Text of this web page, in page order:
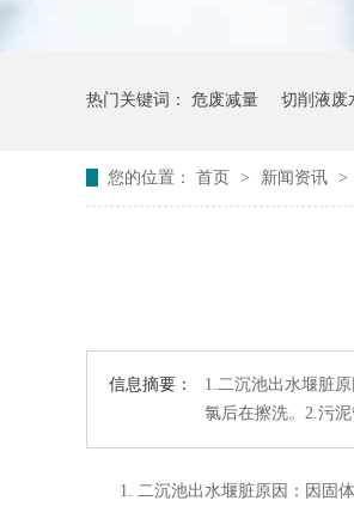
热门关键词： 危废减量 切削液废
您的位置： 首页 > 新闻资讯 >
信息摘要：
1.二沉池出水堰脏
氯后在擦洗。2.污
1. 二沉池出水堰脏原因：因固